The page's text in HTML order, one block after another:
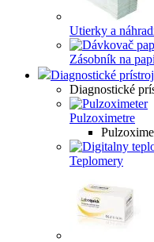
Utierky a
Zásobník na
Diagnostické
Diagnostické
Pulzoximetre
Teplomery